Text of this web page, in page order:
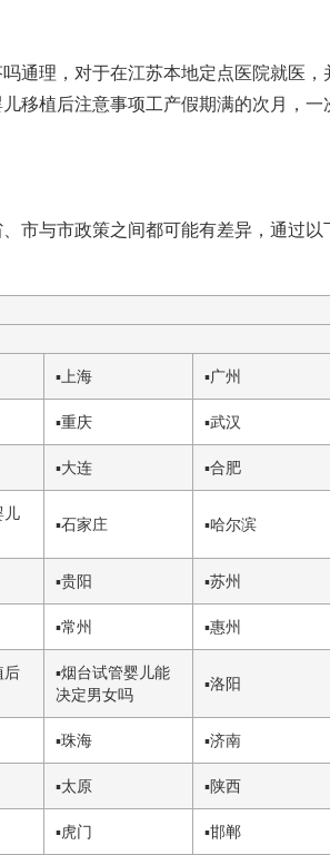
通理，对于在江苏本地定点医院就医，
移植后注意事项工产假期满的次月，一
市与市政策之间都可能有差异，通过以
▪ 上海 ▪广州
▪重庆 ▪武汉
▪大连 ▪合肥
儿
▪石家庄 ▪哈尔滨
▪贵阳 ▪苏州
▪常州 ▪惠州
后
▪烟台试管婴儿能
决定男女吗
▪洛阳
▪珠海 ▪济南
▪太原 ▪陕西
▪虎门 ▪邯郸